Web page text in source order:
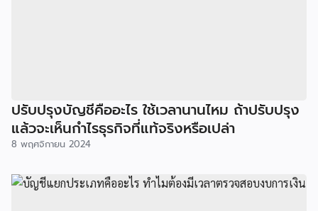
ปรับปรุงบัญชีคืออะไร ใช้เวลานานไหม ถ้าปรับปรุง
แล้วจะเห็นกำไรธุรกิจที่แท้จริงหรือเปล่า
8 พฤศจิกายน 2024